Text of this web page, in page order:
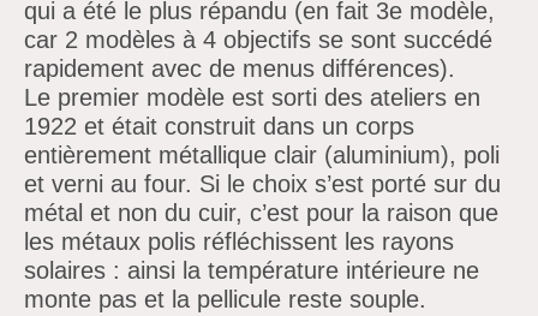
qui a été le plus répandu (en fait 3e modèle,
car 2 modèles à 4 objectifs se sont succédé
rapidement avec de menus différences).
Le premier modèle est sorti des ateliers en
1922 et était construit dans un corps
entièrement métallique clair (aluminium), poli
et verni au four. Si le choix s’est porté sur du
métal et non du cuir, c’est pour la raison que
les métaux polis réfléchissent les rayons
solaires : ainsi la température intérieure ne
monte pas et la pellicule reste souple.